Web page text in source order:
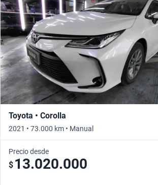
Toyota • Corolla
2021 • 73.000 km • Manual
Precio desde
$ 13.020.000